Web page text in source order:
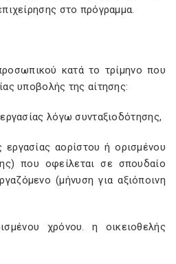
στο πρόγραμμα.
κατά το τρίμηνο που
υποβολής της αίτησης:
λόγω συνταξιοδότησης,
εργασίας αορίστου ή ορισμένου
που οφείλεται σε σπουδαίο
(μήνυση για αξιόποινη
χρόνου. η οικειοθελής